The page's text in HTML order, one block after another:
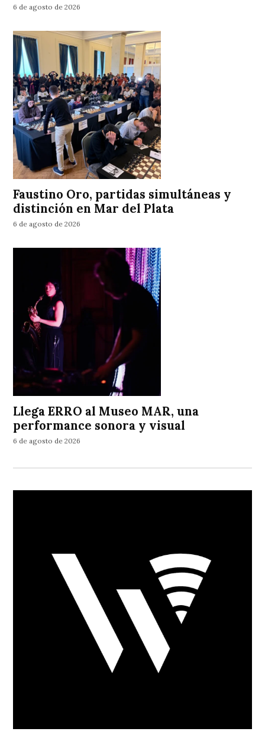
6 de agosto de 2026
Faustino Oro, partidas simultáneas y
distinción en Mar del Plata
6 de agosto de 2026
Llega ERRO al Museo MAR, una
performance sonora y visual
6 de agosto de 2026